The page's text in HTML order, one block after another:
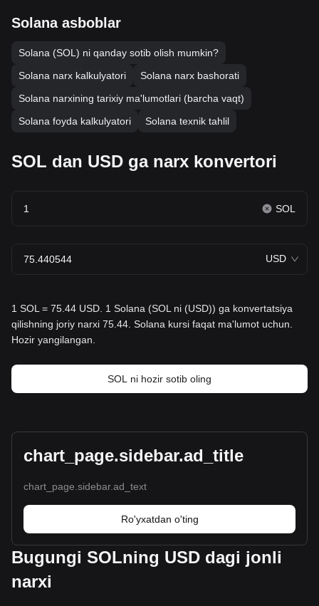
Solana asboblar
Solana (SOL) ni qanday sotib olish mumkin?
Solana narx kalkulyatori
Solana narx bashorati
Solana narxining tarixiy ma'lumotlari (barcha vaqt)
Solana foyda kalkulyatori
Solana texnik tahlil
Bugungi SOLning USD dagi jonli
narxi
SOL dan USD ga narx konvertori
SOL
USD
1 SOL = 75.44 USD. 1 Solana (SOL ni (USD)) ga konvertatsiya
qilishning joriy narxi 75.44. Solana kursi faqat ma'lumot uchun.
Hozir yangilangan.
SOL ni hozir sotib oling
chart_page.sidebar.ad_title
chart_page.sidebar.ad_text
Ro'yxatdan o'ting